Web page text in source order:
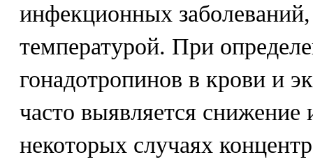
инфекционных
температурой. При
гонадотропинов в крови и
часто выявляется
некоторых случаях